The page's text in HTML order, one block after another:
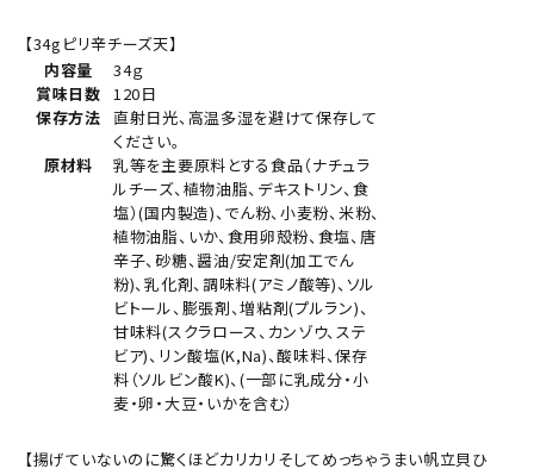
【34gピリ辛チーズ天】
内容量
34ｇ
賞味日数
120日
保存方法 直射日光、高温多湿を避けて保存して
ください。
原材料
乳等を主要原料とする食品（ナチュラ
ルチーズ、植物油脂、デキストリン、食
塩）(国内製造)、でん粉、小麦粉、米粉、
植物油脂、いか、食用卵殻粉、食塩、唐
辛子、砂糖、醤油/安定剤(加工でん
粉)、乳化剤、調味料(アミノ酸等)、ソル
ビトール、膨張剤、増粘剤(プルラン)、
甘味料(スクラロース、カンゾウ、ステ
ビア)、リン酸塩(K,Na)、酸味料、保存
料（ソルビン酸K)、(一部に乳成分・小
麦・卵・大豆・いかを含む）
【揚げていないのに驚くほどカリカリそしてめっちゃうまい帆立貝ひ